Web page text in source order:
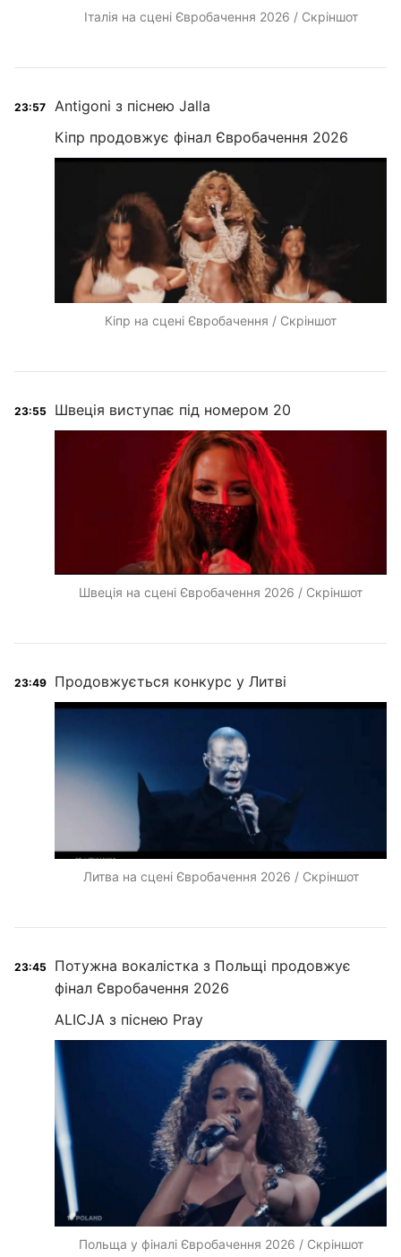
Італія на сцені Євробачення 2026 / Скріншот
23:57
Antigoni з піснею Jalla
Кіпр продовжує фінал Євробачення 2026
Кіпр на сцені Євробачення / Скріншот
23:55 Швеція виступає під номером 20
Швеція на сцені Євробачення 2026 / Скріншот
23:49 Продовжується конкурс у Литві
Литва на сцені Євробачення 2026 / Скріншот
23:45
Потужна вокалістка з Польщі продовжує
фінал Євробачення 2026
ALICJA з піснею Pray
Польща у фіналі Євробачення 2026 / Скріншот